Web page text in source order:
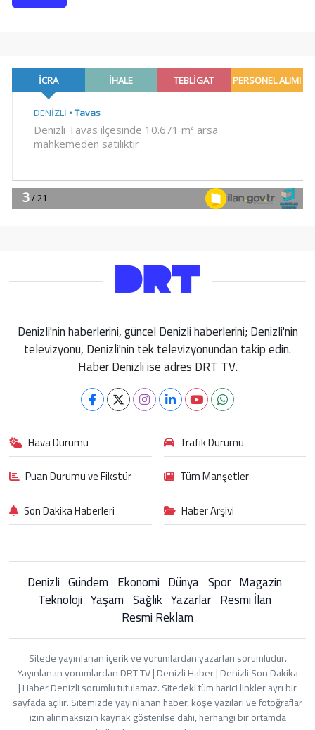
Denizli'nin haberlerini, güncel Denizli haberlerini; Denizli'nin
televizyonu, Denizli'nin tek televizyonundan takip edin.
Haber Denizli ise adres DRT TV.
Hava Durumu
Trafik Durumu
Puan Durumu ve Fikstür
Tüm Manşetler
Son Dakika Haberleri
Haber Arşivi
Denizli Gündem Ekonomi Dünya Spor Magazin
Teknoloji Yaşam Sağlık Yazarlar Resmi İlan
Resmi Reklam
Sitede yayınlanan içerik ve yorumlardan yazarları sorumludur.
Yayınlanan yorumlardan DRT TV | Denizli Haber | Denizli Son Dakika
| Haber Denizli sorumlu tutulamaz. Sitedeki tüm harici linkler ayrı bir
sayfada açılır. Sitemizde yayınlanan haber, köşe yazıları ve fotoğraflar
izin alınmaksızın kaynak gösterilse dahi, herhangi bir ortamda